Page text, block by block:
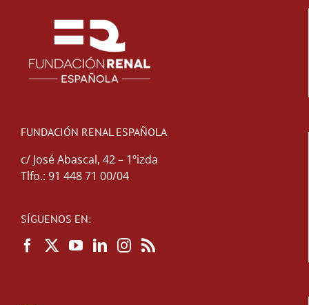
FUNDACIÓN RENAL ESPAÑOLA
c/ José Abascal, 42 – 1ºizda
Tlfo.: 91 448 71 00/04
SÍGUENOS EN: